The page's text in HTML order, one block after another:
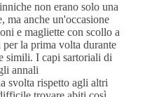
non erano solo una
ma anche un'occasione
e magliette con scollo a
la prima volta durante
simili. I capi sartoriali di
annali
svolta rispetto agli altri